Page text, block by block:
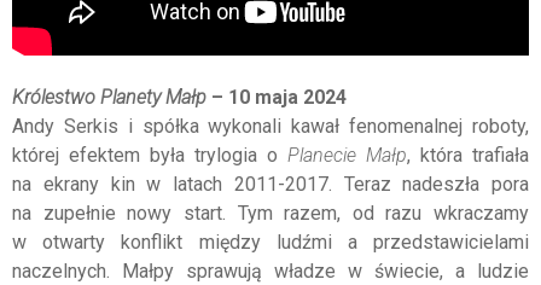
Królestwo Planety Małp – 10 maja 2024
Andy Serkis i spółka wykonali kawał fenomenalnej roboty,
której efektem była trylogia o Planecie Małp, która trafiała
na ekrany kin w latach 2011-2017. Teraz nadeszła pora
na zupełnie nowy start. Tym razem, od razu wkraczamy
w otwarty konflikt między ludźmi a przedstawicielami
naczelnych. Małpy sprawują władze w świecie, a ludzie